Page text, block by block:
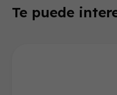
Te puede